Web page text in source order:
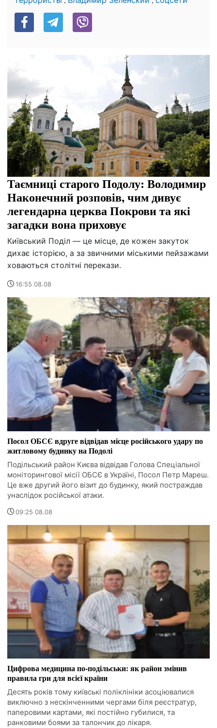
Таємниці старого Подолу: Володимир
Наконечний розповів, чим дивує
легендарна церква Покрови та які
загадки вона приховує
Київський Поділ — це місце, де кожен закуток
дихає історією, а за звичними міськими пейзажами
ховаються столітні перекази.
16:55 08.08
Посол ОБСЄ вдруге відвідав місце російського удару по
житловому будинку на Подолі
Подільський район Києва відвідав Голова Спеціальної
моніторингової місії ОБСЄ в Україні, Посол Петр Мареш.
Це вже другий його візит до будинку, який постраждав
унаслідок російської атаки.
09:25 08.08
Цифрова медицина по-подільськи: як район змінив
правила гри для всієї країни
Десять років тому київські поліклініки асоціювалися
виключно з нескінченними чергами біля реєстратур,
паперовими картами, які постійно губилися, та
ранковими боями за талончик до лікаря.